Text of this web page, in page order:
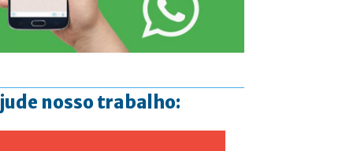
nosso trabalho: